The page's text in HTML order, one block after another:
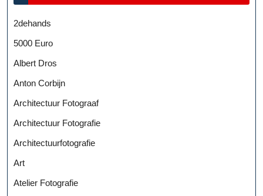
2dehands
5000 Euro
Albert Dros
Anton Corbijn
Architectuur Fotograaf
Architectuur Fotografie
Architectuurfotografie
Art
Atelier Fotografie